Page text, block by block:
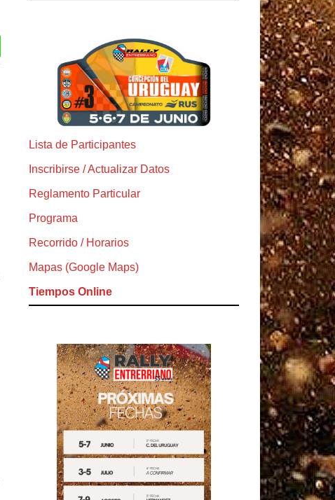
Lista de Participantes
Inscribirse / Actualizar Datos
Reglamento Particular
Programa
Recorrido / Horarios
Mapas (Google Maps)
Tiempos Online